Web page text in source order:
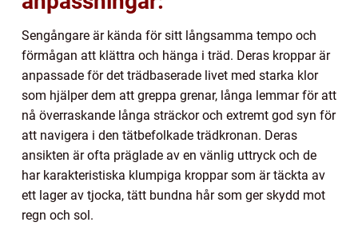
Sengångare är kända för sitt långsamma tempo och
förmågan att klättra och hänga i träd. Deras kroppar är
anpassade för det trädbaserade livet med starka klor
som hjälper dem att greppa grenar, långa lemmar för att
nå överraskande långa sträckor och extremt god syn för
att navigera i den tätbefolkade trädkronan. Deras
ansikten är ofta präglade av en vänlig uttryck och de
har karakteristiska klumpiga kroppar som är täckta av
ett lager av tjocka, tätt bundna hår som ger skydd mot
regn och sol.